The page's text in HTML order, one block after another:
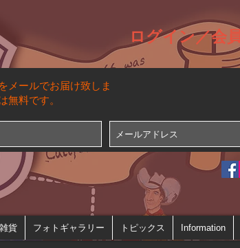
ログイン／会
メールでお届け致しま
無料です。
貨 フォトギャラリー トピックス Information